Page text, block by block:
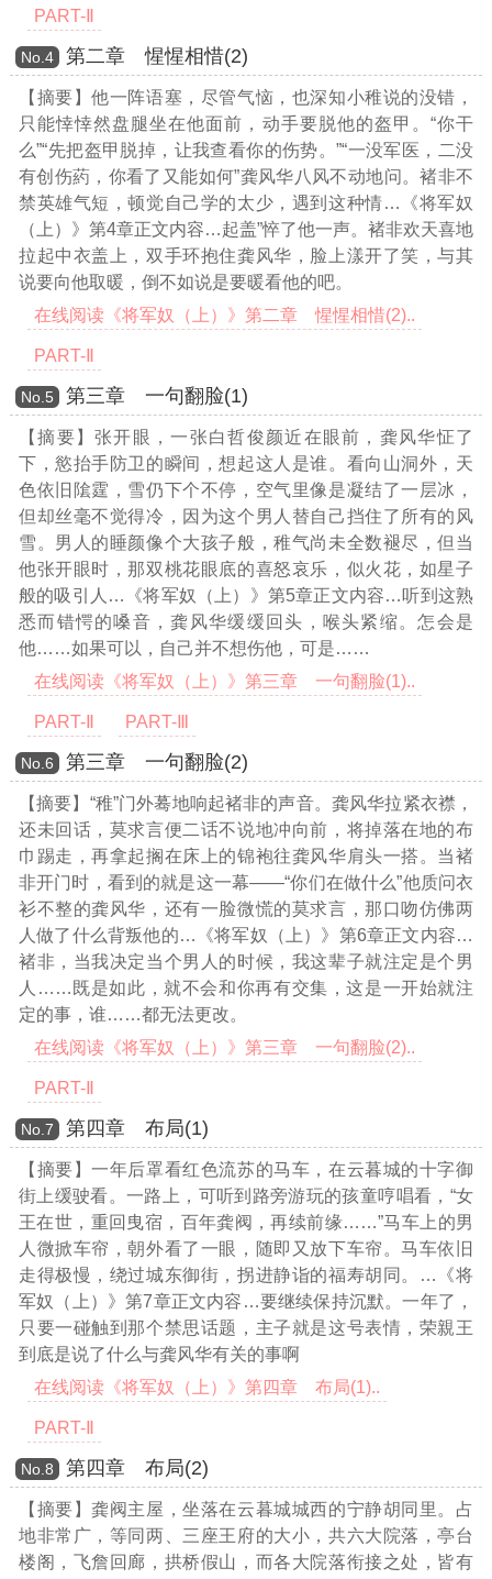
PART-Ⅱ
Νο.4 第二章 惺惺相惜(2)
【摘要】他一阵语塞，尽管气恼，也深知小稚说的没错，
只能悻悻然盘腿坐在他面前，动手要脱他的盔甲。“你干
么”“先把盔甲脱掉，让我查看你的伤势。”“一没军医，二没
有创伤葯，你看了又能如何”龚风华八风不动地问。褚非不
禁英雄气短，顿觉自己学的太少，遇到这种情…《将军奴
（上）》第4章正文内容…起盖”悴了他一声。褚非欢天喜地
拉起中衣盖上，双手环抱住龚风华，脸上漾开了笑，与其
说要向他取暖，倒不如说是要暖看他的吧。
在线阅读《将军奴（上）》第二章 惺惺相惜(2)..
PART-Ⅱ
Νο.5 第三章 一句翻脸(1)
【摘要】张开眼，一张白哲俊颜近在眼前，龚风华怔了
下，慾抬手防卫的瞬间，想起这人是谁。看向山洞外，天
色依旧隂霆，雪仍下个不停，空气里像是凝结了一层冰，
但却丝毫不觉得冷，因为这个男人替自己挡住了所有的风
雪。男人的睡颜像个大孩子般，稚气尚未全数褪尽，但当
他张开眼时，那双桃花眼底的喜怒哀乐，似火花，如星子
般的吸引人 …《将军奴（上）》第5章正文内容… 听到这熟
悉而错愕的嗓音，龚风华缓缓回头，喉头紧缩。怎会是
他……如果可以，自己并不想伤他，可是……
在线阅读《将军奴（上）》第三章 一句翻脸(1)..
PART-Ⅱ PART-Ⅲ
Νο.6 第三章 一句翻脸(2)
【摘要】“稚”门外蓦地响起褚非的声音。龚风华拉紧衣襟，
还未回话，莫求言便二话不说地冲向前，将掉落在地的布
巾踢走，再拿起搁在床上的锦袍往龚风华肩头一搭。当褚
非开门时，看到的就是这一幕——“你们在做什么”他质问衣
衫不整的龚风华，还有一脸微慌的莫求言，那口吻仿佛两
人做了什么背叛他的…《将军奴（上）》第6章正文内容…
褚非，当我决定当个男人的时候，我这辈子就注定是个男
人……既是如此，就不会和你再有交集，这是一开始就注
定的事，谁……都无法更改。
在线阅读《将军奴（上）》第三章 一句翻脸(2)..
PART-Ⅱ
Νο.7 第四章 布局(1)
【摘要】一年后罩看红色流苏的马车，在云暮城的十字御
街上缓驶看。一路上，可听到路旁游玩的孩童哼唱看，“女
王在世，重回曳宿，百年龚阀，再续前缘……”马车上的男
人微掀车帘，朝外看了一眼，随即又放下车帘。马车依旧
走得极慢，绕过城东御街，拐进静诣的福寿胡同。
…《将
军奴（上）》第7章正文内容…要继续保持沉默。一年了，
只要一碰触到那个禁思话题，主子就是这号表情，荣親王
到底是说了什么与龚风华有关的事啊
在线阅读《将军奴（上）》第四章 布局(1)..
PART-Ⅱ
Νο.8 第四章 布局(2)
【摘要】龚阀主屋，坐落在云暮城城西的宁静胡同里。占
地非常广，等同两、三座王府的大小，共六大院落，亭台
楼阁，飞詹回廊，拱桥假山，而各大院落衔接之处，皆有